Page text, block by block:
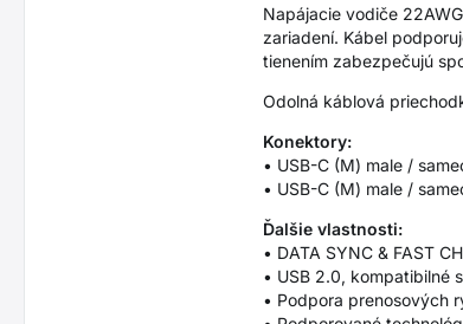
Napájacie vodiče
zariadení. Kábel
tienením zabezpečujú
Odolná káblová
Konektory:
• USB-C (M) male /
• USB-C (M) male /
Ďalšie vlastnosti:
• DATA SYNC & FAST
• USB 2.0, kompatibilné s
• Podpora prenosových